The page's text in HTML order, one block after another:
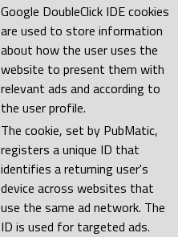
Google DoubleClick IDE cookies
are used to store information
about how the user uses the
website to present them with
relevant ads and according to
the user profile.
The cookie, set by PubMatic,
registers a unique ID that
identifies a returning user's
device across websites that
use the same ad network. The
ID is used for targeted ads.